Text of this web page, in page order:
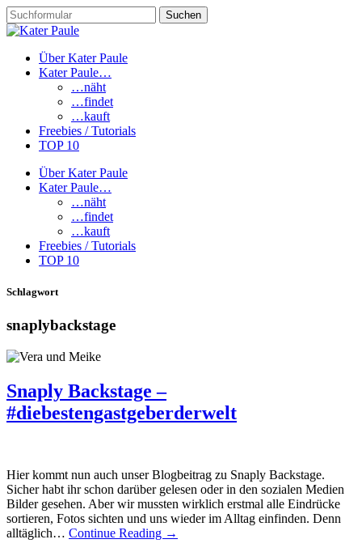
Über Kater Paule
Kater Paule…
…näht
…findet
…kauft
Freebies / Tutorials
TOP 10
Über Kater Paule
Kater Paule…
…näht
…findet
…kauft
Freebies / Tutorials
TOP 10
Schlagwort
snaplybackstage
Snaply Backstage –
#diebestengastgeberderwelt
Hier kommt nun auch unser Blogbeitrag zu Snaply Backstage.
Sicher habt ihr schon darüber gelesen oder in den sozialen Medien
Bilder gesehen. Aber wir mussten wirklich erstmal alle Eindrücke
sortieren, Fotos sichten und uns wieder im Alltag einfinden. Denn
alltäglich… Continue Reading →